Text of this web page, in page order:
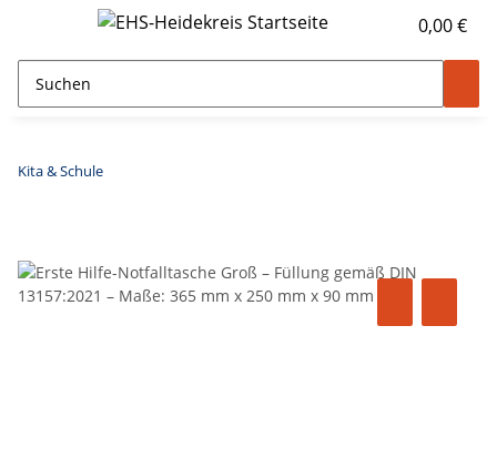
0,00 €
Kita & Schule